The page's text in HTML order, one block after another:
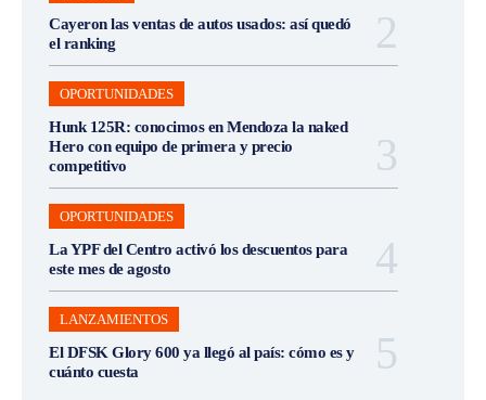
Cayeron las ventas de autos usados: así quedó
el ranking
OPORTUNIDADES
Hunk 125R: conocimos en Mendoza la naked
Hero con equipo de primera y precio
competitivo
OPORTUNIDADES
La YPF del Centro activó los descuentos para
este mes de agosto
LANZAMIENTOS
El DFSK Glory 600 ya llegó al país: cómo es y
cuánto cuesta